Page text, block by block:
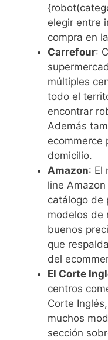
elegir entre
compra en
Carrefour:
múltiples
todo el
encontrar
Además
ecommerce
domicilio.
Amazon: El
line
catálogo de
modelos de
buenos
que
del
El Corte
centros
Corte
muchos
sección